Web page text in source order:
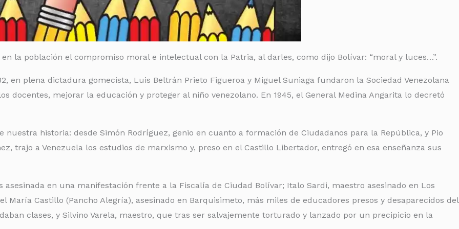
la población el compromiso moral e intelectual con la Patria, al darles, como dijo Bolívar: “moral y luces…”.
en plena dictadura gomecista, Luis Beltrán Prieto Figueroa y Miguel Suniaga fundaron la Sociedad Venezolana
docentes, mejorar la educación y proteger al niño venezolano. En 1945, el General Medina Angarita lo decretó
historia: desde Simón Rodríguez, genio en cuanto a formación de Ciudadanos para la República, y Pio
trajo a Venezuela los estudios de marxismo y, preso en el Castillo Libertador, entregó en esa enseñanza sus
en una manifestación frente a la Fiscalía de Ciudad Bolívar; Italo Sardi, maestro asesinado en Los
Castillo (Pancho Alegría), asesinado en Barquisimeto, más miles de educadores presos y desaparecidos del
clases, y Silvino Varela, maestro, que tras ser salvajemente torturado y lanzado por un precipicio en la